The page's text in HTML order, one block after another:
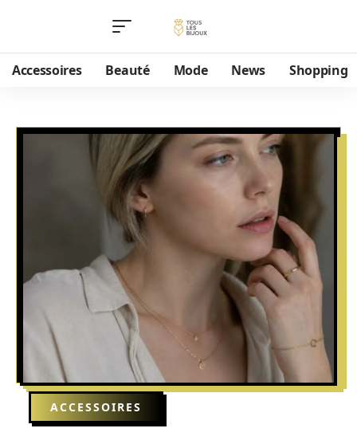
Accessoires Beauté Mode News Shopping
ACCESSOIRES